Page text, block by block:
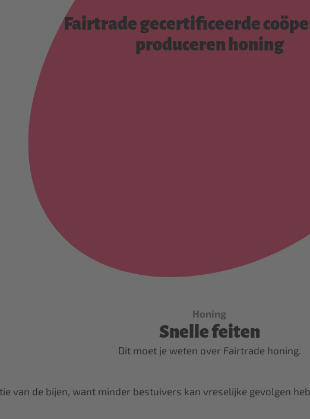
Fairtrade gecertificeerde
produceren honing
Honing
Snelle feiten
Dit moet je weten over Fairtrade honing.
van de bijen, want minder bestuivers kan vreselijke gevolgen